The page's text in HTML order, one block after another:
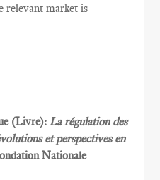
relevant market is
(Livre):La régulation des
et perspectives en
Nationale